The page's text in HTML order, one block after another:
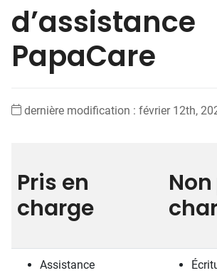
d’assistance
PapaCare
dernière modification : février 12th,
Pris en
charge
Assistance